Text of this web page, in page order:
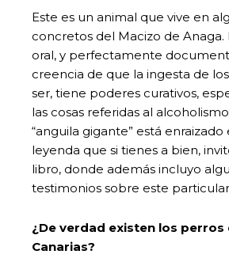
Este es un animal que vive en
concretos del Macizo de Anaga.
oral, y perfectamente
creencia de que la ingesta de
ser, tiene poderes curativos,
las cosas referidas al
“anguila gigante” está enraizado
leyenda que si tienes a bien,
libro, donde además incluyo
testimonios sobre este
¿De verdad existen los perros
Canarias?